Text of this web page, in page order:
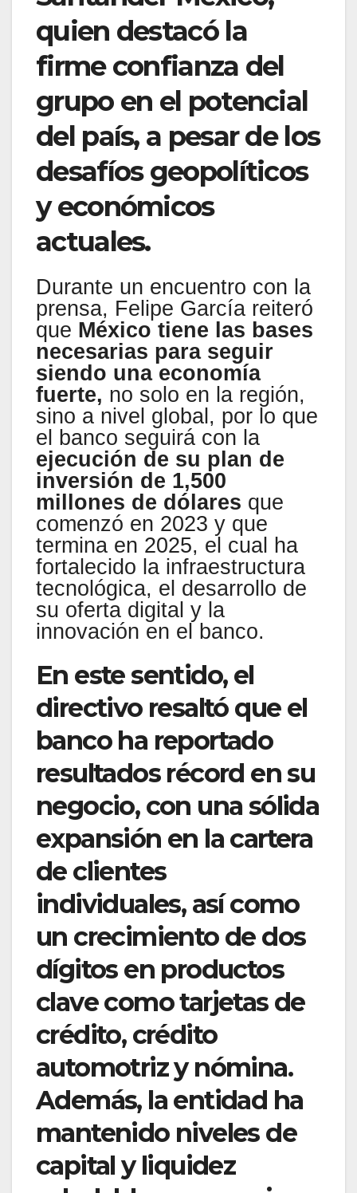
quien destacó la
firme confianza del
grupo en el potencial
del país, a pesar de los
desafíos geopolíticos
y económicos
actuales.
Durante un encuentro con la
prensa, Felipe García reiteró
que México tiene las bases
necesarias para seguir
siendo una economía
fuerte, no solo en la región,
sino a nivel global, por lo que
el banco seguirá con la
ejecución de su plan de
inversión de 1,500
millones de dólares que
comenzó en 2023 y que
termina en 2025, el cual ha
fortalecido la infraestructura
tecnológica, el desarrollo de
su oferta digital y la
innovación en el banco.
En este sentido, el
directivo resaltó que el
banco ha reportado
resultados récord en su
negocio, con una sólida
expansión en la cartera
de clientes
individuales, así como
un crecimiento de dos
dígitos en productos
clave como tarjetas de
crédito, crédito
automotriz y nómina.
Además, la entidad ha
mantenido niveles de
capital y liquidez